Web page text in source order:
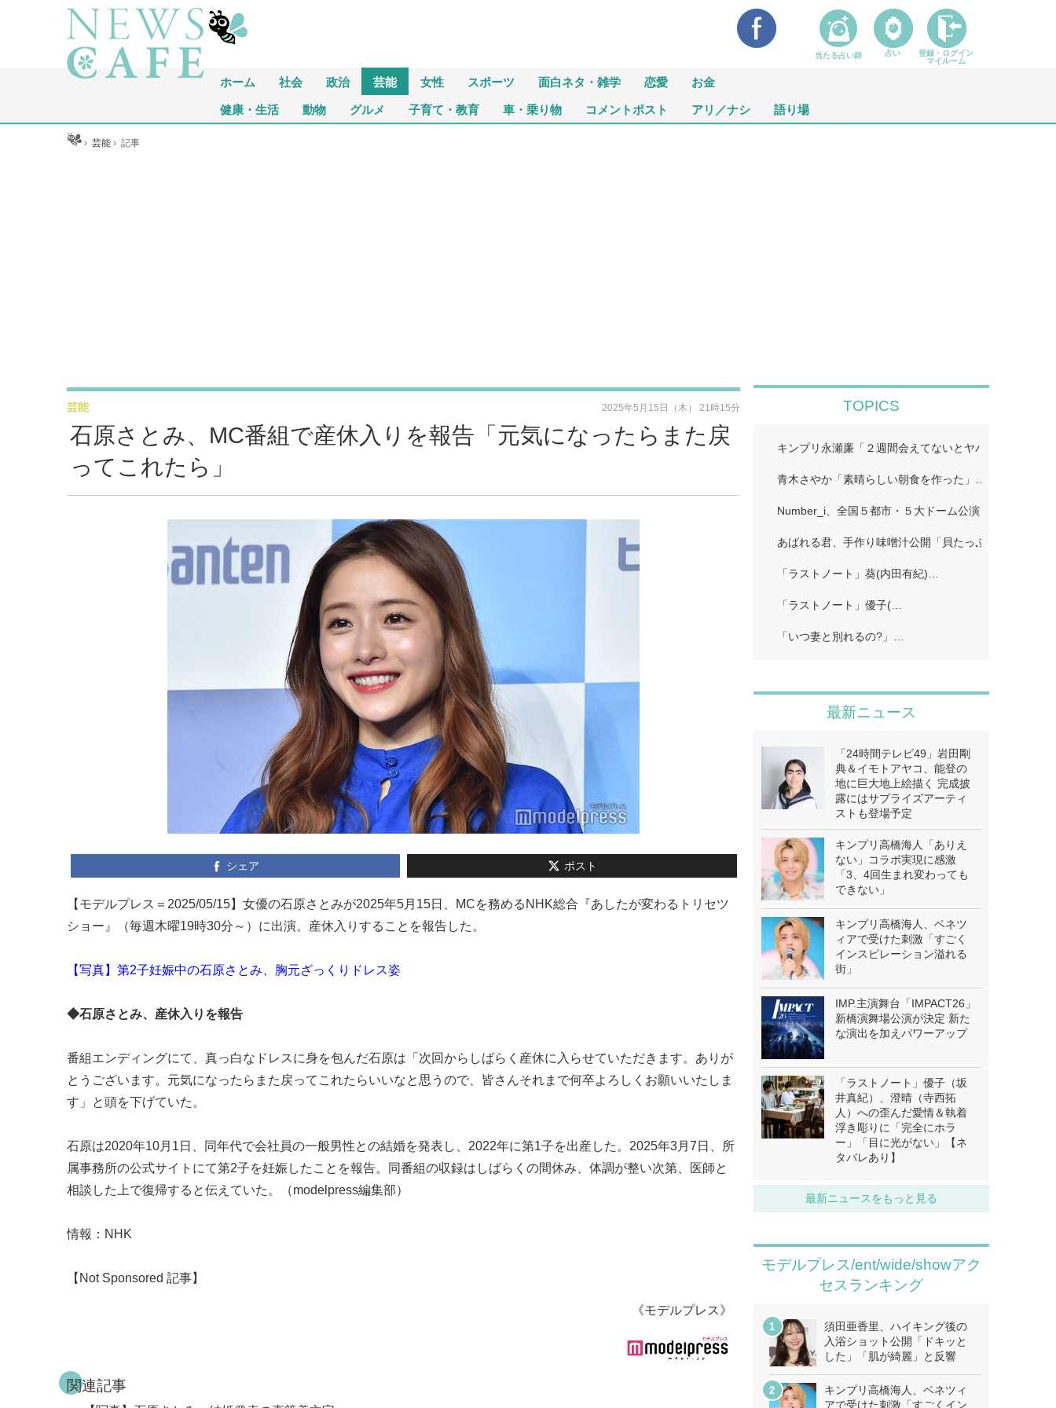
ホーム 社会 政治 芸能 女性 スポーツ 面白ネタ・雑学 恋愛 お金
健康・生活 動物 グルメ 子育て・教育 車・乗り物 コメントポスト アリ／ナシ 語り場
ホーム ›芸能 ›記事
石原さとみ、MC番組で産休入りを報告「元気になったらまた戻
ってこれたら」
芸能 2025年5月15日（木） 21時15分
シェア ポスト
【モデルプレス＝2025/05/15】女優の石原さとみが2025年5月15日、MCを務めるNHK総合『あしたが変わるトリセツ
ショー』（毎週木曜19時30分～）に出演。産休入りすることを報告した。
【写真】第2子妊娠中の石原さとみ、胸元ざっくりドレス姿
◆石原さとみ、産休入りを報告
番組エンディングにて、真っ白なドレスに身を包んだ石原は「次回からしばらく産休に入らせていただきます。ありが
とうございます。元気になったらまた戻ってこれたらいいなと思うので、皆さんそれまで何卒よろしくお願いいたしま
す」と頭を下げていた。
石原は2020年10月1日、同年代で会社員の一般男性との結婚を発表し、2022年に第1子を出産した。2025年3月7日、所
属事務所の公式サイトにて第2子を妊娠したことを報告。同番組の収録はしばらくの間休み、体調が整い次第、医師と
相談した上で復帰すると伝えていた。（modelpress編集部）
情報：NHK
【Not Sponsored 記事】
《モデルプレス》
関連記事
TOPICS
キンプリ永瀬廉「２週間会えてないとヤバいってなる
青木さやか「素晴らしい朝食を作った」…
Number_i、全国５都市・５大ドーム公演…
あばれる君、手作り味噌汁公開「貝たっぷりで美味し
「ラストノート」葵(内田有紀)…
「ラストノート」優子(…
「いつ妻と別れるの?」…
最新ニュース
「24時間テレビ49」岩田剛
典＆イモトアヤコ、能登の
地に巨大地上絵描く 完成披
露にはサプライズアーティ
ストも登場予定
キンプリ高橋海人「ありえ
ない」コラボ実現に感激
「3、4回生まれ変わっても
できない」
キンプリ高橋海人、ベネツ
ィアで受けた刺激「すごく
インスピレーション溢れる
街」
IMP.主演舞台「IMPACT26」
新橋演舞場公演が決定 新た
な演出を加えパワーアップ
「ラストノート」優子（坂
井真紀）、澄晴（寺西拓
人）への歪んだ愛情＆執着
浮き彫りに「完全にホラ
ー」「目に光がない」【ネ
タバレあり】
最新ニュースをもっと見る
モデルプレス/ent/wide/showアク
セスランキング
須田亜香里、ハイキング後の
入浴ショット公開「ドキッと
した」「肌が綺麗」と反響
キンプリ高橋海人、ベネツィ
アで受けた刺激「すごくイン
当たる占い師 占い
登録・ログイン
マイルーム